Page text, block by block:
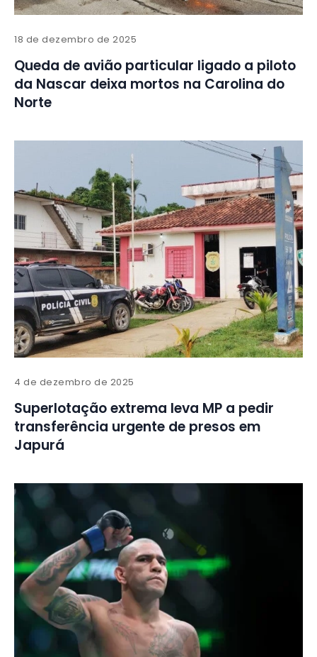
18 de dezembro de 2025
Queda de avião particular ligado a piloto
da Nascar deixa mortos na Carolina do
Norte
4 de dezembro de 2025
Superlotação extrema leva MP a pedir
transferência urgente de presos em
Japurá